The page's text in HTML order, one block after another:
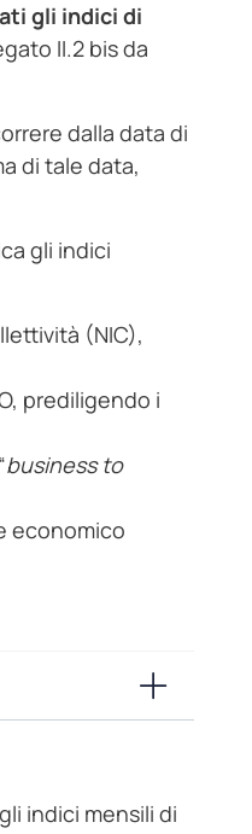
gli indici di
II.2 bis da
dalla data di
di tale data,
gli indici
(NIC),
prediligendo i
business to
economico
indici mensili di